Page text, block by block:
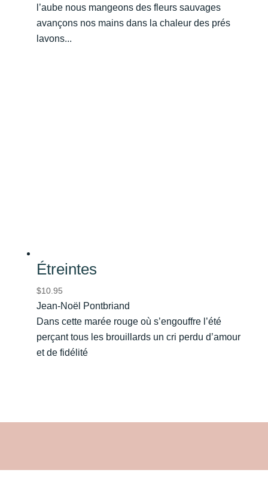
l’aube nous mangeons des fleurs sauvages
avançons nos mains dans la chaleur des prés
lavons...
Étreintes
$10.95
Jean-Noël Pontbriand
Dans cette marée rouge où s’engouffre l’été
perçant tous les brouillards un cri perdu d’amour
et de fidélité